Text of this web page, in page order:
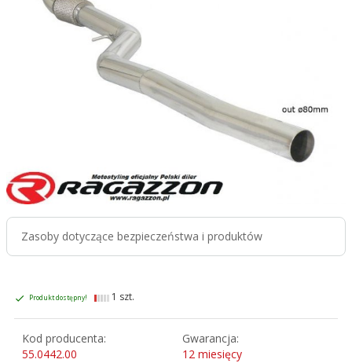
Zasoby dotyczące bezpieczeństwa i produktów
Produkt dostępny! 1 szt.
Kod producenta:
55.0442.00
Gwarancja:
12 miesięcy